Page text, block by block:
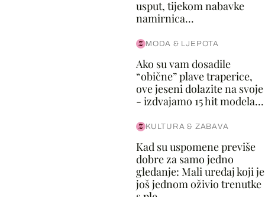
usput, tijekom nabavke
namirnica...
MODA & LJEPOTA
Ako su vam dosadile
“obične” plave traperice,
ove jeseni dolazite na svoje
- izdvajamo 15 hit modela...
KULTURA & ZABAVA
Kad su uspomene previše
dobre za samo jedno
gledanje: Mali uređaj koji je
još jednom oživio trenutke